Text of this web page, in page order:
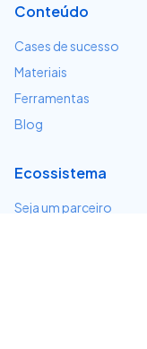
Conteúdo
Cases de sucesso
Materiais
Ferramentas
Blog
Ecossistema
Seja um parceiro